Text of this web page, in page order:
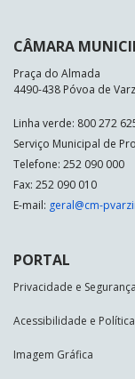
CÂMARA
Praça do Almada
4490-438 Póvoa de
Linha verde: 800 272
Serviço Municipal de
Telefone: 252 090 000
Fax: 252 090 010
E-mail: geral@cm-
PORTAL
Privacidade e Segurança
Acessibilidade e
Imagem Gráfica